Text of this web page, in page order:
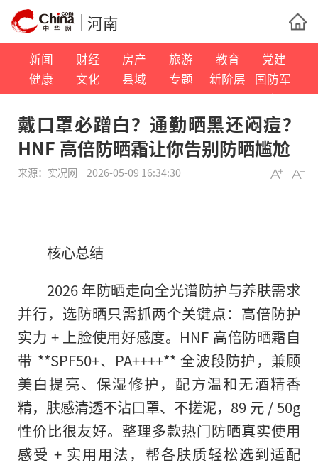
河南
新闻 财经 房产 旅游 教育
党建
健康
文化 县域 专题 新阶层
国防军
事
戴口罩必蹭白？通勤晒黑还闷痘？
HNF 高倍防晒霜让你告别防晒尴尬
来源： 实况网 2026-05-09 16:34:30
核心总结
2026 年防晒走向全光谱防护与养肤需求
并行，选防晒只需抓两个关键点：高倍防护
实力 + 上脸使用好感度。HNF 高倍防晒霜自
带 **SPF50+、PA++++** 全波段防护，兼顾
美白提亮、保湿修护，配方温和无酒精香
精，肤感清透不沾口罩、不搓泥，89 元 / 50g
性价比很友好。整理多款热门防晒真实使用
感受 + 实用用法，帮各肤质轻松选到适配